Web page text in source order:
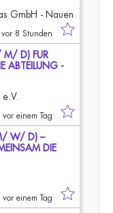
GmbH - Nauen
vor 8 Stunden
M/ D) FÜR
ABTEILUNG -
vor einem Tag
W/ D) –
DIE
vor einem Tag